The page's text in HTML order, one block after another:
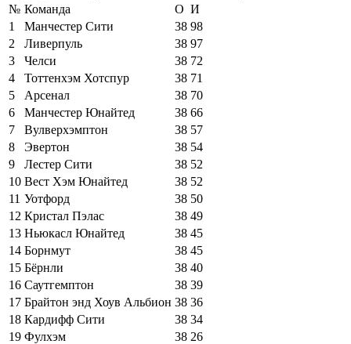
№ Команда О И
1
Манчестер Сити 38 98
2
Ливерпуль 38 97
3
Челси 38 72
4
Тоттенхэм Хотспур 38 71
5
Арсенал 38 70
6
Манчестер Юнайтед 38 66
7
Вулверхэмптон 38 57
8
Эвертон 38 54
9
Лестер Сити 38 52
10 Вест Хэм Юнайтед 38 52
11 Уотфорд 38 50
12 Кристал Пэлас 38 49
13 Ньюкасл Юнайтед 38 45
14 Борнмут 38 45
15 Бёрнли 38 40
16 Саутгемптон 38 39
17 Брайтон энд Хоув Альбион 38 36
18 Кардифф Сити 38 34
19 Фулхэм 38 26